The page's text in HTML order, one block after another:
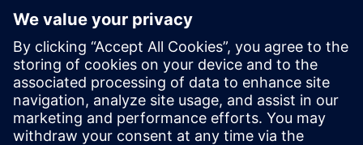
©Siemens 2026
Información corporativa
Aviso de privacidad